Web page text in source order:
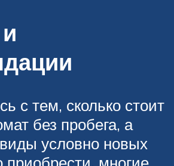
с тем, сколько стоит
без пробега, а
условно новых